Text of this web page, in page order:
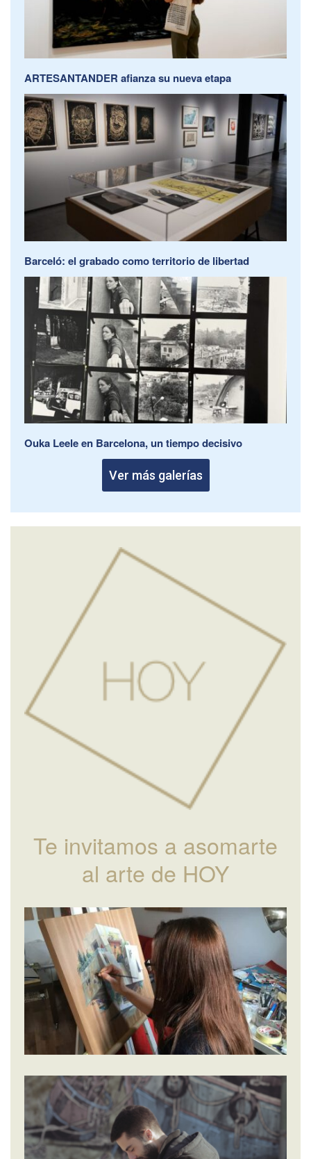
ARTESANTANDER afianza su nueva etapa
Barceló: el grabado como territorio de libertad
Ouka Leele en Barcelona, un tiempo decisivo
Ver más galerías
Te invitamos a asomarte
al arte de HOY